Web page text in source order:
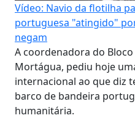
Vídeo: Navio da flotilha
portuguesa "atingido"
negam
A coordenadora do
Mortágua, pediu hoje
internacional ao que diz
barco de bandeira
humanitária.